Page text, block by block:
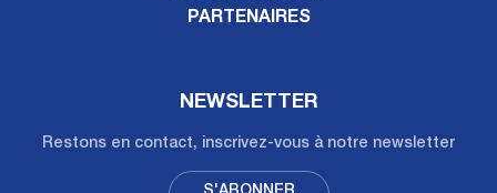
PARTENAIRES
NEWSLETTER
Restons en contact, inscrivez-vous à notre newsletter